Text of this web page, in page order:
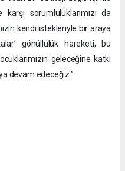
sorumluluklarımızı da
kendi istekleriyle bir araya
gönüllülük hareketi, bu
geleceğine katkı
devam edeceğiz.”